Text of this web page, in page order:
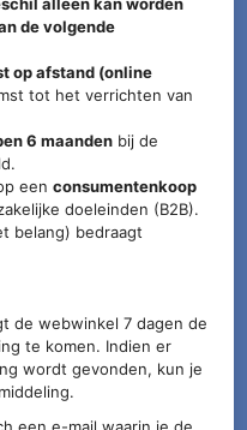
de volgende
op afstand (online
tot het verrichten van
6 maanden bij de
eenconsumentenkoop
doeleinden (B2B).
belang) bedraagt
de webwinkel 7 dagen de
te komen. Indien er
wordt gevonden, kun je
een e-mail waarin je de